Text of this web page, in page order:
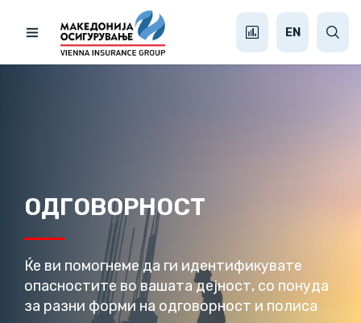
EN
ОДГОВОРНОСТ
Ќе ви помогнеме да ги идентификувате
опасностите во вашата дејност, со понуда
за разни форми на одговорност и полиса